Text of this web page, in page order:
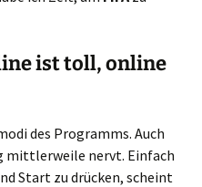
ist toll, online
des Programms. Auch
mittlerweile nervt. Einfach
Start zu drücken, scheint